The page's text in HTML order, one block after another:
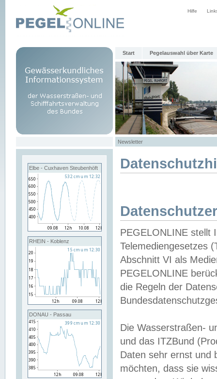
Hilfe
Start Pegelauswahl über Karte
Newsletter
Elbe - Cuxhaven Steubenhöft
RHEIN - Koblenz
DONAU - Passau
PEGELONLINE stellt
Telemediengesetzes
Abschnitt VI als
PEGELONLINE
die Regeln der
Die Wasserstraßen-
und das ITZBund
Daten sehr ernst und
möchten, dass sie